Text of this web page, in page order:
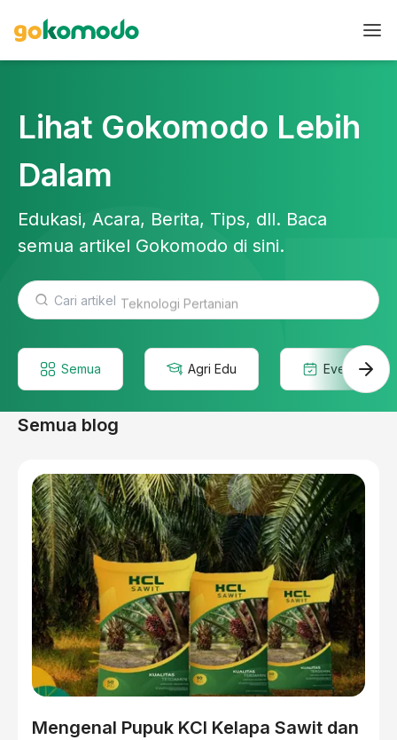
Lihat Gokomodo Lebih
Dalam
Edukasi, Acara, Berita, Tips, dll. Baca
semua artikel Gokomodo di sini.
Teknologi Pertanian
Semua Agri Edu Event
Semua blog
Mengenal Pupuk KCl Kelapa Sawit dan